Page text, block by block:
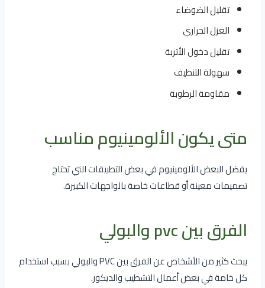
تقليل الضوضاء
العزل الحراري
تقليل دخول الأتربة
سهولة التنظيف
مقاومة الرطوبة
متى يكون الألومينيوم مناسب
يفضل البعض الألومينيوم في بعض التطبيقات التي تحتاج
تصميمات معينة أو قطاعات خاصة بالواجهات الكبيرة.
الفرق بين pvc والبولي
يبحث كثير من الأشخاص عن الفرق بين PVC والبولي بسبب استخدام
كل خامة في بعض أعمال التشطيب والديكور.